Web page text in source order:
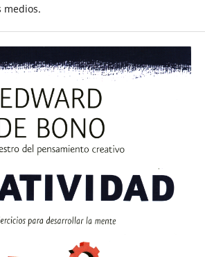
medios.